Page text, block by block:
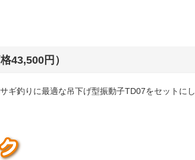
43,500円）
ギ釣りに最適な吊下げ型振動子TD07をセットにし